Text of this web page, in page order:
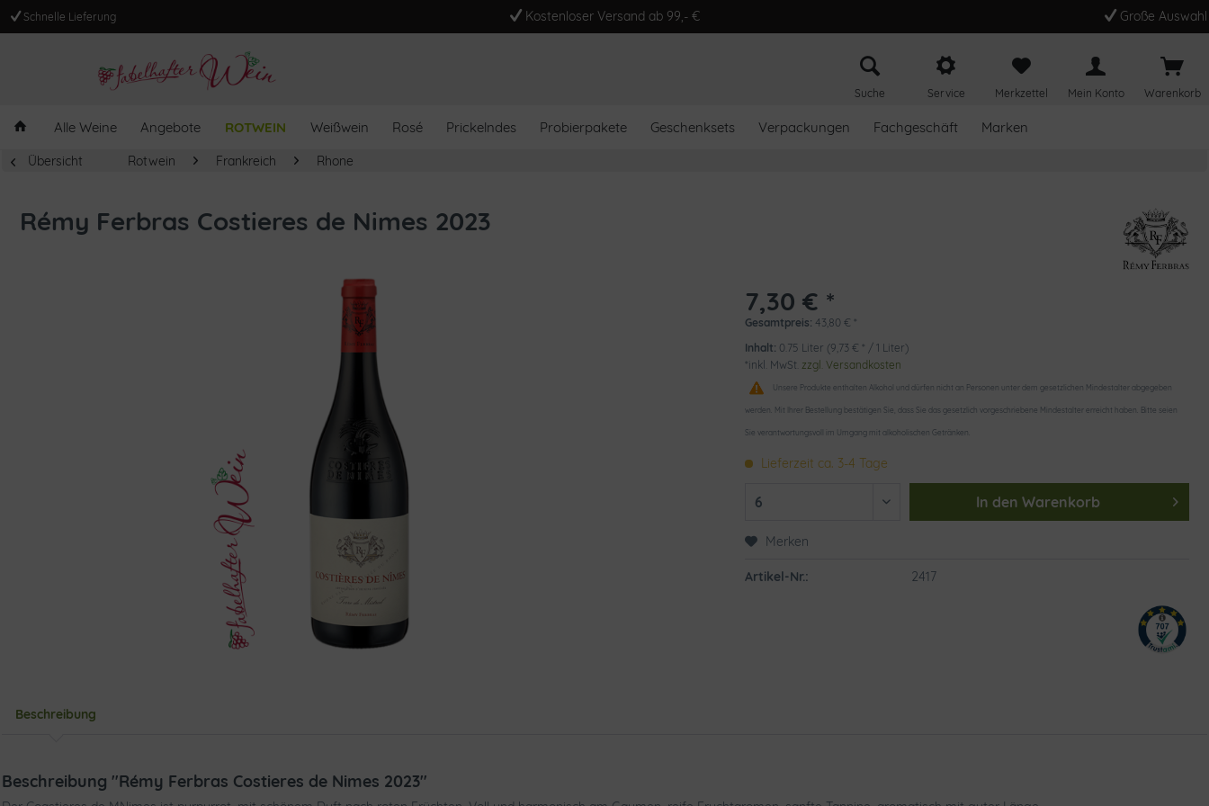
Schnelle Lieferung Kostenloser Versand ab 99,- € Große Auswahl
Suche Service Merkzettel Mein Konto Warenkorb
Alle Weine Angebote ROTWEIN Weißwein Rosé Prickelndes Probierpakete Geschenksets Verpackungen Fachgeschäft Marken
Übersicht Rotwein Frankreich Rhone
Rémy Ferbras Costieres de Nimes 2023
7,30 € *
Gesamtpreis: 43,80 € *
Inhalt: 0.75 Liter (9,73 € * / 1 Liter)
*inkl. MwSt. zzgl. Versandkosten
Unsere Produkte enthalten Alkohol und dürfen nicht an Personen unter dem gesetzlichen Mindestalter abgegeben
werden. Mit Ihrer Bestellung bestätigen Sie, dass Sie das gesetzlich vorgeschriebene Mindestalter erreicht haben. Bitte seien
Sie verantwortungsvoll im Umgang mit alkoholischen Getränken.
Lieferzeit ca. 3-4 Tage
In den Warenkorb
Merken
Artikel-Nr.: 2417
Beschreibung
Beschreibung "Rémy Ferbras Costieres de Nimes 2023"